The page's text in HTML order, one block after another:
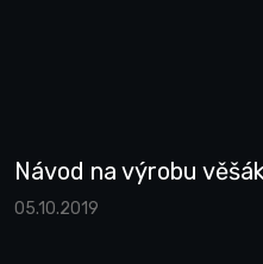
Návod na výrobu
05.10.2019